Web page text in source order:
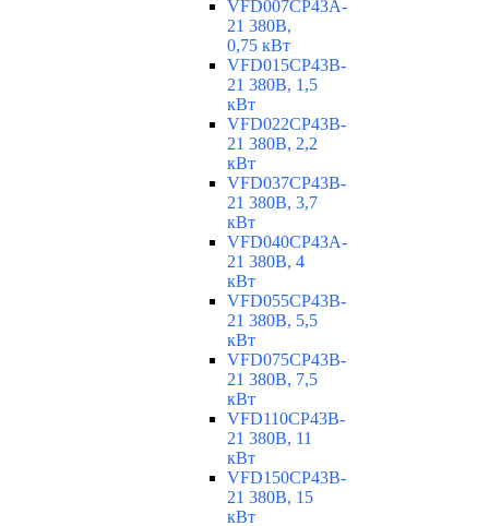
VFD007CP43A-
21 380В,
0,75 кВт
VFD015CP43B-
21 380В, 1,5
кВт
VFD022CP43B-
21 380В, 2,2
кВт
VFD037CP43B-
21 380В, 3,7
кВт
VFD040CP43A-
21 380В, 4
кВт
VFD055CP43B-
21 380В, 5,5
кВт
VFD075CP43B-
21 380В, 7,5
кВт
VFD110CP43B-
21 380В, 11
кВт
VFD150CP43B-
21 380В, 15
кВт